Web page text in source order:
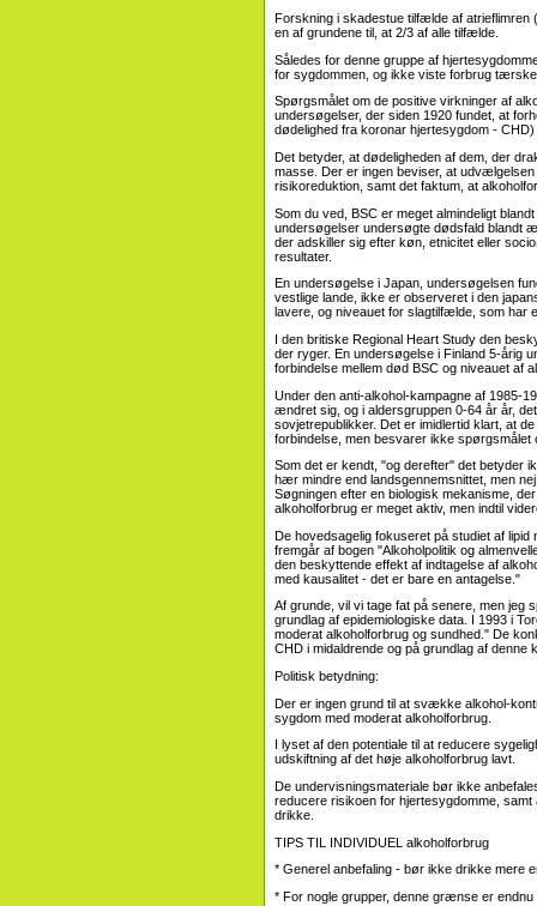
Forskning i skadestue tilfælde af
en af ​​grundene til, at 2/3 af alle tilfælde.
Således for denne gruppe af
for sygdommen, og ikke viste forbrug
Spørgsmålet om de positive virkninger af
undersøgelser, der siden 1920 fundet, at
dødelighed fra koronar hjertesygdom -
Det betyder, at dødeligheden af ​​dem, der
masse. Der er ingen beviser, at
risikoreduktion, samt det faktum, at
Som du ved, BSC er meget almindeligt
undersøgelser undersøgte dødsfald blandt
der adskiller sig efter køn, etnicitet eller
resultater.
En undersøgelse i Japan, undersøgelsen
vestlige lande, ikke er observeret i den
lavere, og niveauet for slagtilfælde, som har
I den britiske Regional Heart Study den
der ryger. En undersøgelse i Finland 5-årig
forbindelse mellem død BSC og niveauet af
Under den anti-alkohol-kampagne af 1985-
ændret sig, og i aldersgruppen 0-64 år år,
sovjetrepublikker. Det er imidlertid klart, at
forbindelse, men besvarer ikke spørgsmålet
Som det er kendt, "og derefter" det betyder
hær mindre end landsgennemsnittet, men
Søgningen efter en biologisk mekanisme,
alkoholforbrug er meget aktiv, men indtil
De hovedsagelig fokuseret på studiet af
fremgår af bogen "Alkoholpolitik og
den beskyttende effekt af indtagelse af
med kausalitet - det er bare en antagelse."
Af grunde, vil vi tage fat på senere, men jeg
grundlag af epidemiologiske data. I 1993 i
moderat alkoholforbrug og sundhed." De
CHD i midaldrende og på grundlag af denne
Politisk betydning:
Der er ingen grund til at svække alkohol-
sygdom med moderat alkoholforbrug.
I lyset af den potentiale til at reducere
udskiftning af det høje alkoholforbrug lavt.
De undervisningsmateriale bør ikke
reducere risikoen for hjertesygdomme,
drikke.
TIPS TIL INDIVIDUEL alkoholforbrug
* Generel anbefaling - bør ikke drikke mere
* For nogle grupper, denne grænse er endnu